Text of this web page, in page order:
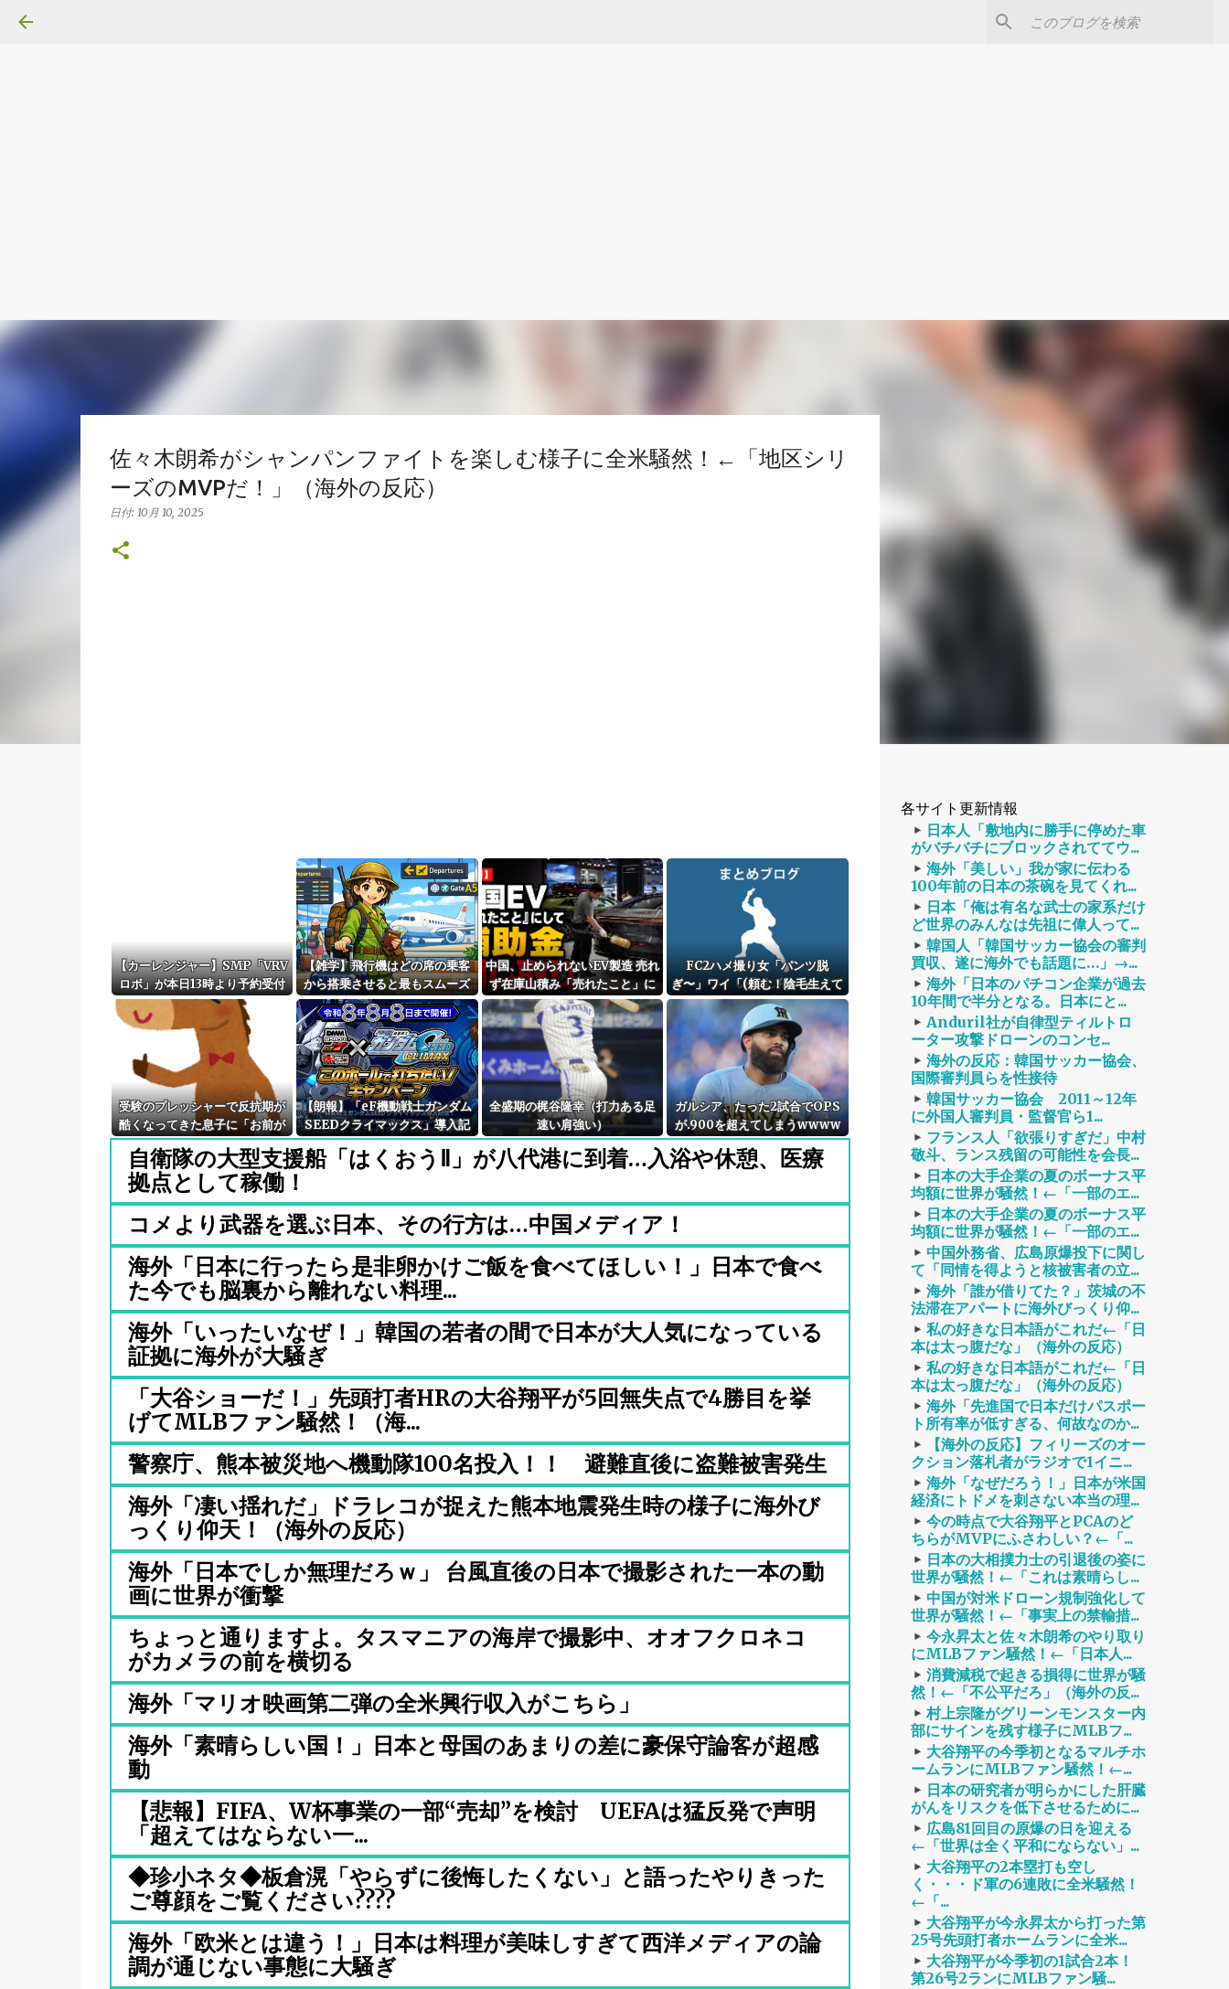
佐々木朗希がシャンパンファイトを楽しむ様子に全米騒然！←「地区シリ
ーズのMVPだ！」（海外の反応）
日付: 10月 10, 2025
【カーレンジャー】SMP「VRV
ロボ」が本日13時より予約受付
開始！！プレミアムバンダイ限
定で登場！！
【雑学】飛行機はどの席の乗客
から搭乗させると最もスムーズ
に出発できるかのシミュレーシ
ョン動画
中国、止められないEV製造 売れ
ず在庫山積み「売れたこと」に
して補助金を騙し取る事案を思
いつきが横行
FC2ハメ撮り女「パンツ脱
ぎ〜」ワイ「(頼む！陰毛生えて
てくれ！)」
受験のプレッシャーで反抗期が
酷くなってきた息子に「お前が
馬鹿なせいで俺も馬鹿なん
だ！」と掴みかかってきて蹴ら
れた。
【朗報】「eF機動戦士ガンダム
SEEDクライマックス」導入記
念、このホール打ちたいキャン
ペーンが始まる。当たりやすい
全盛期の梶谷隆幸（打力ある足
速い肩強い）
ガルシア、たった2試合でOPS
が.900を超えてしまうwwww
wwwwww
自衛隊の大型支援船「はくおうⅡ」が八代港に到着…入浴や休憩、医療
拠点として稼働！
コメより武器を選ぶ日本、その行方は…中国メディア！
海外「日本に行ったら是非卵かけご飯を食べてほしい！」日本で食べ
た今でも脳裏から離れない料理...
海外「いったいなぜ！」韓国の若者の間で日本が大人気になっている
証拠に海外が大騒ぎ
「大谷ショーだ！」先頭打者HRの大谷翔平が5回無失点で4勝目を挙
げてMLBファン騒然！（海...
警察庁、熊本被災地へ機動隊100名投入！！ 避難直後に盗難被害発生
海外「凄い揺れだ」ドラレコが捉えた熊本地震発生時の様子に海外び
っくり仰天！（海外の反応）
海外「日本でしか無理だろｗ」 台風直後の日本で撮影された一本の動
画に世界が衝撃
ちょっと通りますよ。タスマニアの海岸で撮影中、オオフクロネコ
がカメラの前を横切る
海外「マリオ映画第二弾の全米興行収入がこちら」
海外「素晴らしい国！」日本と母国のあまりの差に豪保守論客が超感
動
【悲報】FIFA、W杯事業の一部“売却”を検討 UEFAは猛反発で声明
「超えてはならない一...
◆珍小ネタ◆板倉滉「やらずに後悔したくない」と語ったやりきった
ご尊顔をご覧ください????
海外「欧米とは違う！」日本は料理が美味しすぎて西洋メディアの論
調が通じない事態に大騒ぎ
各サイト更新情報
日本人「敷地内に勝手に停めた車
がバチバチにブロックされててウ...
海外「美しい」我が家に伝わる
100年前の日本の茶碗を見てくれ...
日本「俺は有名な武士の家系だけ
ど世界のみんなは先祖に偉人って...
韓国人「韓国サッカー協会の審判
買収、遂に海外でも話題に…」→...
海外「日本のパチコン企業が過去
10年間で半分となる。日本にと...
Anduril社が自律型ティルトロ
ーター攻撃ドローンのコンセ...
海外の反応：韓国サッカー協会、
国際審判員らを性接待
韓国サッカー協会 2011～12年
に外国人審判員・監督官ら1...
フランス人「欲張りすぎだ」中村
敬斗、ランス残留の可能性を会長...
日本の大手企業の夏のボーナス平
均額に世界が騒然！←「一部のエ...
日本の大手企業の夏のボーナス平
均額に世界が騒然！←「一部のエ...
中国外務省、広島原爆投下に関し
て「同情を得ようと核被害者の立...
海外「誰が借りてた？」茨城の不
法滞在アパートに海外びっくり仰...
私の好きな日本語がこれだ←「日
本は太っ腹だな」（海外の反応）
私の好きな日本語がこれだ←「日
本は太っ腹だな」（海外の反応）
海外「先進国で日本だけパスポー
ト所有率が低すぎる、何故なのか...
【海外の反応】フィリーズのオー
クション落札者がラジオで1イニ...
海外「なぜだろう！」日本が米国
経済にトドメを刺さない本当の理...
今の時点で大谷翔平とPCAのど
ちらがMVPにふさわしい？←「...
日本の大相撲力士の引退後の姿に
世界が騒然！←「これは素晴らし...
中国が対米ドローン規制強化して
世界が騒然！←「事実上の禁輸措...
今永昇太と佐々木朗希のやり取り
にMLBファン騒然！←「日本人...
消費減税で起きる損得に世界が騒
然！←「不公平だろ」（海外の反...
村上宗隆がグリーンモンスター内
部にサインを残す様子にMLBフ...
大谷翔平の今季初となるマルチホ
ームランにMLBファン騒然！←...
日本の研究者が明らかにした肝臓
がんをリスクを低下させるために...
広島81回目の原爆の日を迎える
←「世界は全く平和にならない」...
大谷翔平の2本塁打も空し
く・・・ド軍の6連敗に全米騒然！
←「...
大谷翔平が今永昇太から打った第
25号先頭打者ホームランに全米...
大谷翔平が今季初の1試合2本！
第26号2ランにMLBファン騒...